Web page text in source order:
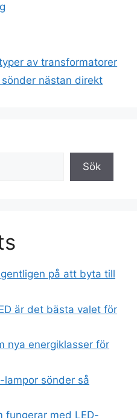
av transformatorer
nästan direkt
Sök
på att byta till
är det bästa valet för
nya energiklasser för
lampor sönder så
fungerar med LED-